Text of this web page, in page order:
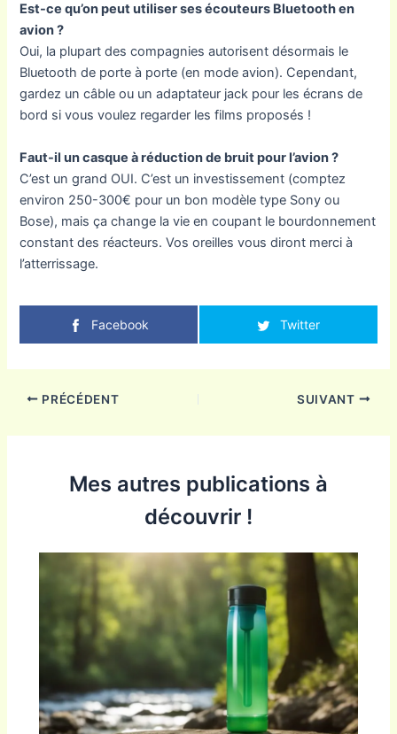
Est-ce qu’on peut utiliser ses écouteurs Bluetooth en
avion ?
Oui, la plupart des compagnies autorisent désormais le
Bluetooth de porte à porte (en mode avion). Cependant,
gardez un câble ou un adaptateur jack pour les écrans de
bord si vous voulez regarder les films proposés !
Faut-il un casque à réduction de bruit pour l’avion ?
C’est un grand OUI. C’est un investissement (comptez
environ 250-300€ pour un bon modèle type Sony ou
Bose), mais ça change la vie en coupant le bourdonnement
constant des réacteurs. Vos oreilles vous diront merci à
l’atterrissage.
Facebook Twitter
PRÉCÉDENT SUIVANT
Mes autres publications à
découvrir !